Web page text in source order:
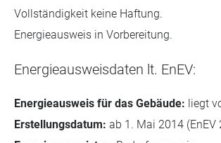
Vollständigkeit keine Haftung.
Energieausweis in Vorbereitung.
Energieausweisdaten lt. EnEV:
Energieausweis für das Gebäude: liegt
Erstellungsdatum: ab 1. Mai 2014 (EnEV